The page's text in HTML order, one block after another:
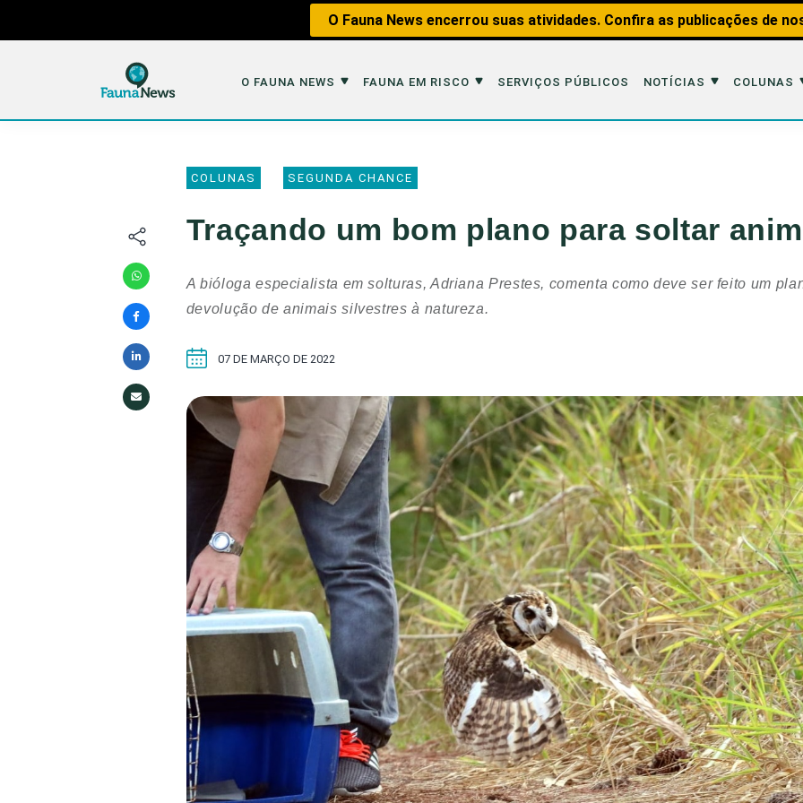
O Fauna News encerrou suas atividades. Confira as publicações de
O FAUNA NEWS FAUNA EM RISCO SERVIÇOS PÚBLICOS NOTÍCIAS COLUNAS
O Fauna News
Equipe
Parceiros
Republique
Contato/Mídia Kit
Fauna em Risco
Caça
Perda de Hábitat
Analisando os Fatos Educação
Olha o Bicho!
Photo Animal
Políticas
Saúde, Bicho
Segunda
Túnel do
Universo
COLUNAS SEGUNDA CHANCE
Traçando um bom plano para soltar
A bióloga especialista em solturas, Adriana Prestes, comenta como deve ser feito um
devolução de animais silvestres à natureza.
07 DE MARÇO DE 2022